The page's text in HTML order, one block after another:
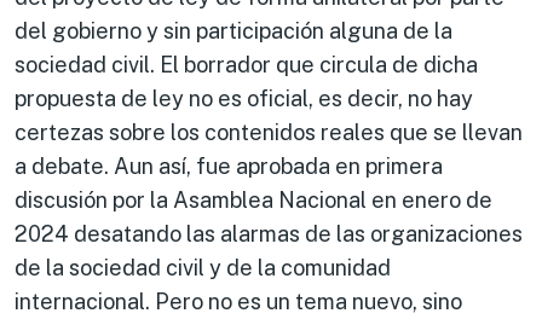
del gobierno y sin participación alguna de la
sociedad civil. El borrador que circula de dicha
propuesta de ley no es oficial, es decir, no hay
certezas sobre los contenidos reales que se llevan
a debate. Aun así, fue aprobada en primera
discusión por la Asamblea Nacional en enero de
2024 desatando las alarmas de las organizaciones
de la sociedad civil y de la comunidad
internacional. Pero no es un tema nuevo, sino